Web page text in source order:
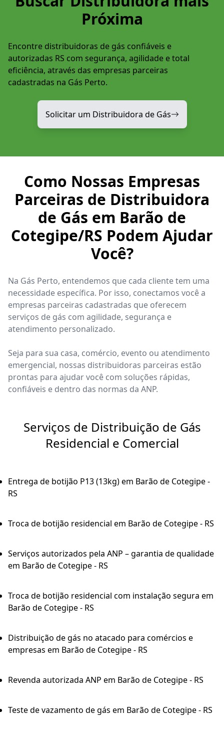
Próxima
Encontre distribuidoras de gás confiáveis e
autorizadas RS com segurança, agilidade e total
eficiência, através das empresas parceiras
cadastradas na Gás Perto.
Solicitar um Distribuidora de Gás
Como Nossas Empresas
Parceiras de Distribuidora
de Gás em Barão de
Cotegipe/RS Podem Ajudar
Você?
Na Gás Perto, entendemos que cada cliente tem uma
necessidade específica. Por isso, conectamos você a
empresas parceiras cadastradas que oferecem
serviços de gás com agilidade, segurança e
atendimento personalizado.
Seja para sua casa, comércio, evento ou atendimento
emergencial, nossas distribuidoras parceiras estão
prontas para ajudar você com soluções rápidas,
confiáveis e dentro das normas da ANP.
Serviços de Distribuição de Gás
Residencial e Comercial
Entrega de botijão P13 (13kg) em Barão de Cotegipe -
RS
Troca de botijão residencial em Barão de Cotegipe - RS
Serviços autorizados pela ANP – garantia de qualidade
em Barão de Cotegipe - RS
Troca de botijão residencial com instalação segura em
Barão de Cotegipe - RS
Distribuição de gás no atacado para comércios e
empresas em Barão de Cotegipe - RS
Revenda autorizada ANP em Barão de Cotegipe - RS
Teste de vazamento de gás em Barão de Cotegipe - RS